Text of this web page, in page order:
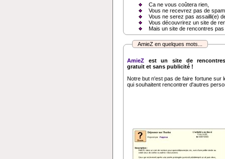
Ca ne vous coûtera rien,
Vous ne recevrez pas de
Vous ne serez pas assailli(e)
Vous découvrirez un site de
Mais un site de rencontres
AmieZ en quelques mots...
AmieZ est un site de
gratuit et sans publicité !
Notre but n'est pas de faire fortune sur
qui souhaitent rencontrer d'autres